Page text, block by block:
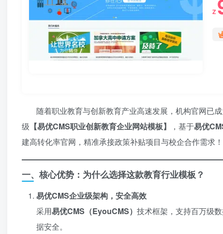
Z
随着职业教育与创新教育产业高速发展，机构官网已
级 ​【易优CMS职业创新教育企业网站模板】​ ，基于易优
建高转化率官网，精准承接政策补贴项目与校企合作需求！
一、核心优势：为什么选择这款教育行业模板？
易优CMS企业级架构，安全高效
采用易优CMS（EyouCMS）​ 技术框架，支持百万级
据安全。